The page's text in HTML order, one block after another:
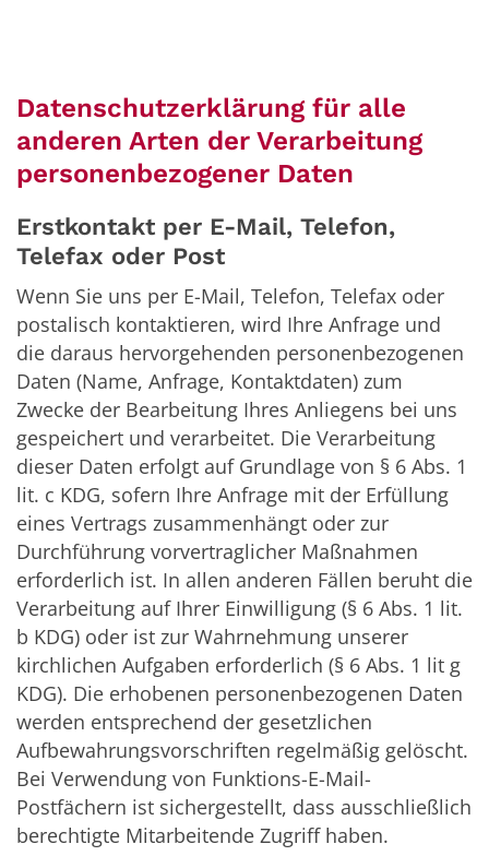
Datenschutzerklärung für alle
anderen Arten der Verarbeitung
personenbezogener Daten
Erstkontakt per E-Mail, Telefon,
Telefax oder Post
Wenn Sie uns per E-Mail, Telefon, Telefax oder
postalisch kontaktieren, wird Ihre Anfrage und
die daraus hervorgehenden personenbezogenen
Daten (Name, Anfrage, Kontaktdaten) zum
Zwecke der Bearbeitung Ihres Anliegens bei uns
gespeichert und verarbeitet. Die Verarbeitung
dieser Daten erfolgt auf Grundlage von § 6 Abs. 1
lit. c KDG, sofern Ihre Anfrage mit der Erfüllung
eines Vertrags zusammenhängt oder zur
Durchführung vorvertraglicher Maßnahmen
erforderlich ist. In allen anderen Fällen beruht die
Verarbeitung auf Ihrer Einwilligung (§ 6 Abs. 1 lit.
b KDG) oder ist zur Wahrnehmung unserer
kirchlichen Aufgaben erforderlich (§ 6 Abs. 1 lit g
KDG). Die erhobenen personenbezogenen Daten
werden entsprechend der gesetzlichen
Aufbewahrungsvorschriften regelmäßig gelöscht.
Bei Verwendung von Funktions-E-Mail-
Postfächern ist sichergestellt, dass ausschließlich
berechtigte Mitarbeitende Zugriff haben.